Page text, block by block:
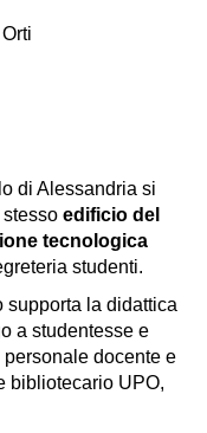
di Alessandria si
edificio del
tecnologica
studenti.
supporta la didattica
a studentesse e
docente e
bibliotecario UPO,